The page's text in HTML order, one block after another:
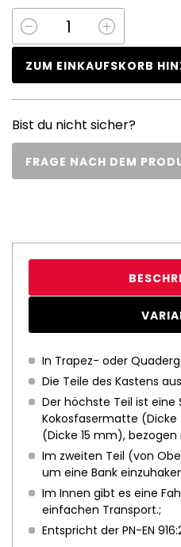
ZUM EINKAUFSKORB
Bist du nicht sicher?
FRAGE NACH DEM
In Trapez- oder
Die Teile des Kastens
Der höchste Teil ist
Kokosfasermatte
(Dicke 15 mm),
Im zweiten Teil (von
um eine Bank
Im Innen gibt es eine
einfachen Transport.;
Entspricht der PN-EN